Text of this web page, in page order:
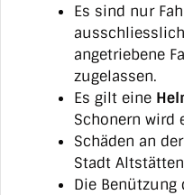
Es sind nur
angetriebene
zugelassen.
Es gilt eine
Schonern wird
Schäden an
Stadt
Die Benützung